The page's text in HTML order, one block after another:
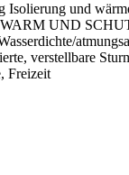
und
UND
verstellbare
Freizeit